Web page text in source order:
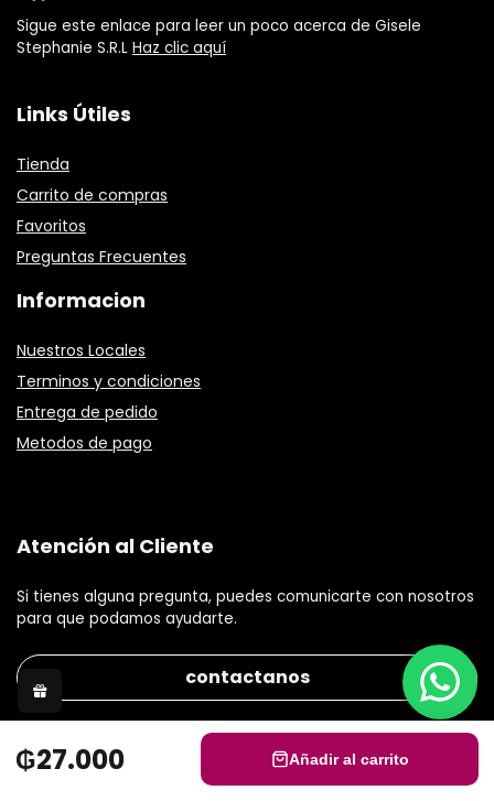
Sigue este enlace para leer un poco acerca de Gisele
Stephanie S.R.L Haz clic aquí
Links Útiles
Tienda
Carrito de compras
Favoritos
Preguntas Frecuentes
Informacion
Nuestros Locales
Terminos y condiciones
Entrega de pedido
Metodos de pago
Atención al Cliente
Si tienes alguna pregunta, puedes comunicarte con nosotros
para que podamos ayudarte.
contactanos
₲27.000 Añadir al carrito